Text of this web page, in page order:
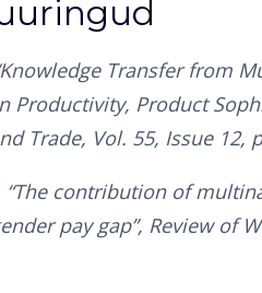
Transfer from
Productivity, Product
Trade, Vol. 55, Issue 12,
“The contribution of
pay gap”, Review of